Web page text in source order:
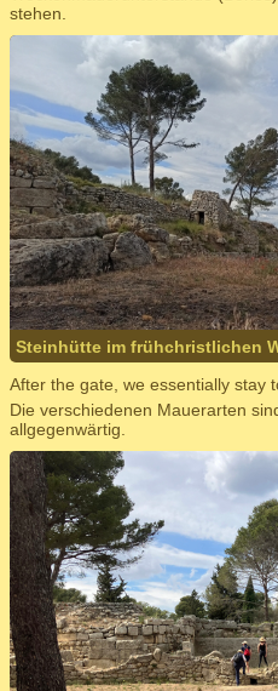
stehen.
Steinhütte im frühchristlichen
After the gate, we essentially stay
Die verschiedenen Mauerarten
allgegenwärtig.